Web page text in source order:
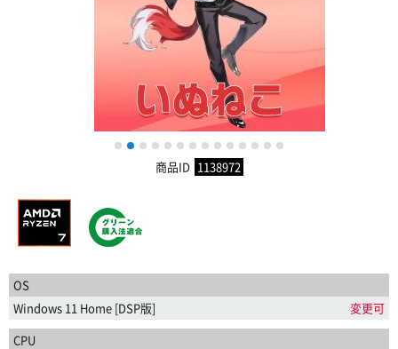
1 2 3 4 5 6 7 8 9 10 11 12 13
商品ID 1138972
OS
Windows 11 Home [DSP版]
変更可
CPU